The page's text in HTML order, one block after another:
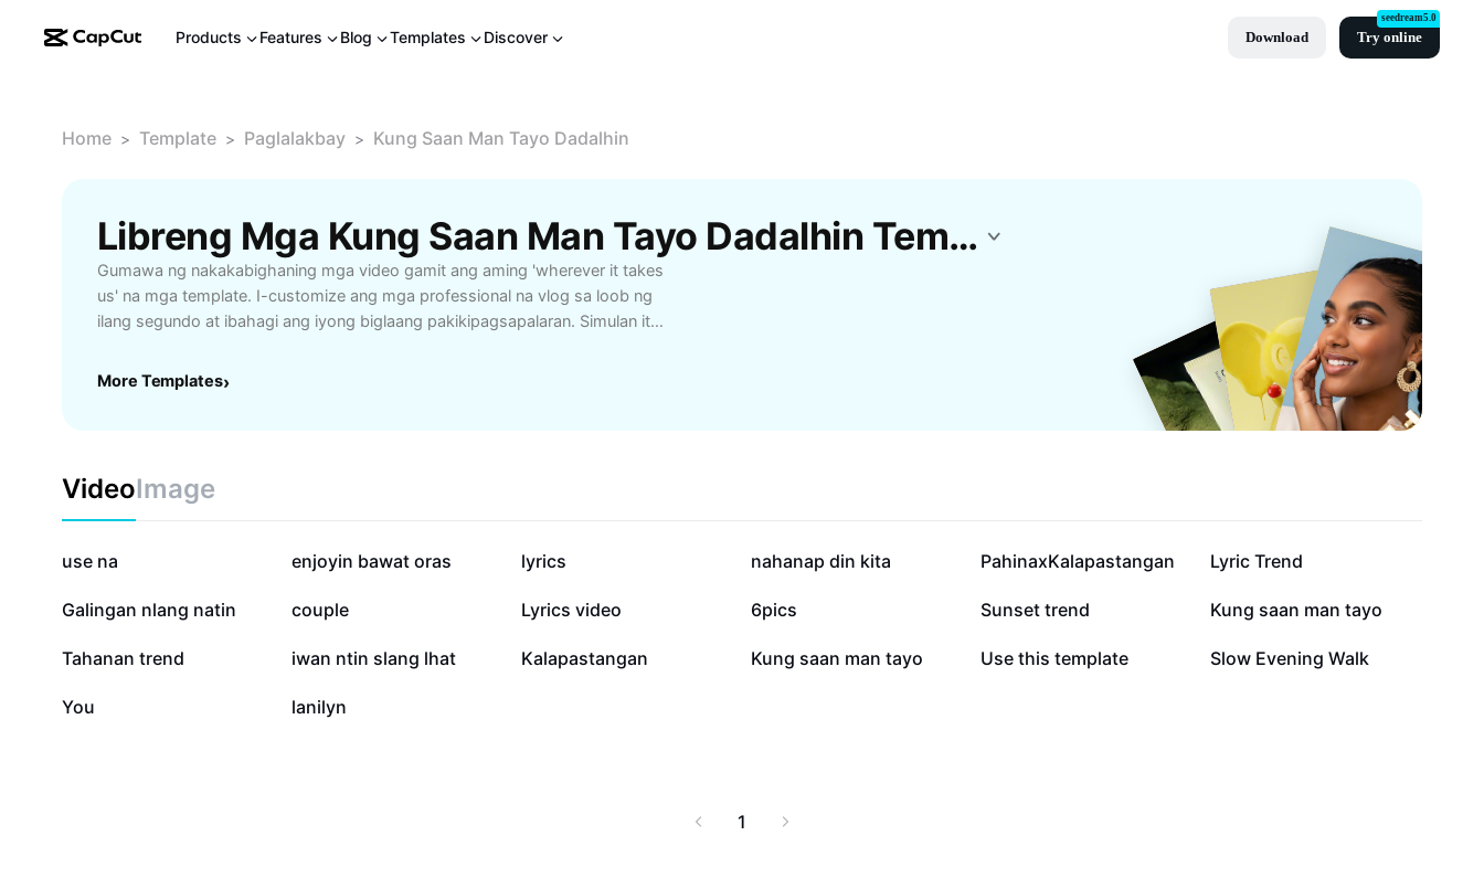
Products Features Blog Templates Discover Download Try online
seedream5.0
Home > Template > Paglalakbay > Kung Saan Man Tayo Dadalhin
Libreng Mga Kung Saan Man Tayo Dadalhin Template Mula Sa CapCut
Gumawa ng nakakabighaning mga video gamit ang aming 'wherever it takes
us' na mga template. I-customize ang mga professional na vlog sa loob ng
ilang segundo at ibahagi ang iyong biglaang pakikipagsapalaran. Simulan ito
More Templates›
VideoImage
392.3K
use na 26.7K
enjoyin bawat oras 19.8K
lyrics 15.1K
nahanap din kita 12.3K
PahinaxKalapastangan 7.2K
Lyric Trend
6.7K
Galingan nlang natin 3.8K
couple 2.3K
Lyrics video 1.6K
6pics 1.3K
Sunset trend 1.1K
Kung saan man tayo
1K
Tahanan trend 781
iwan ntin slang lhat 713
Kalapastangan 545
Kung saan man tayo 75
Use this template 12
Slow Evening Walk
4
You 2
lanilyn
1